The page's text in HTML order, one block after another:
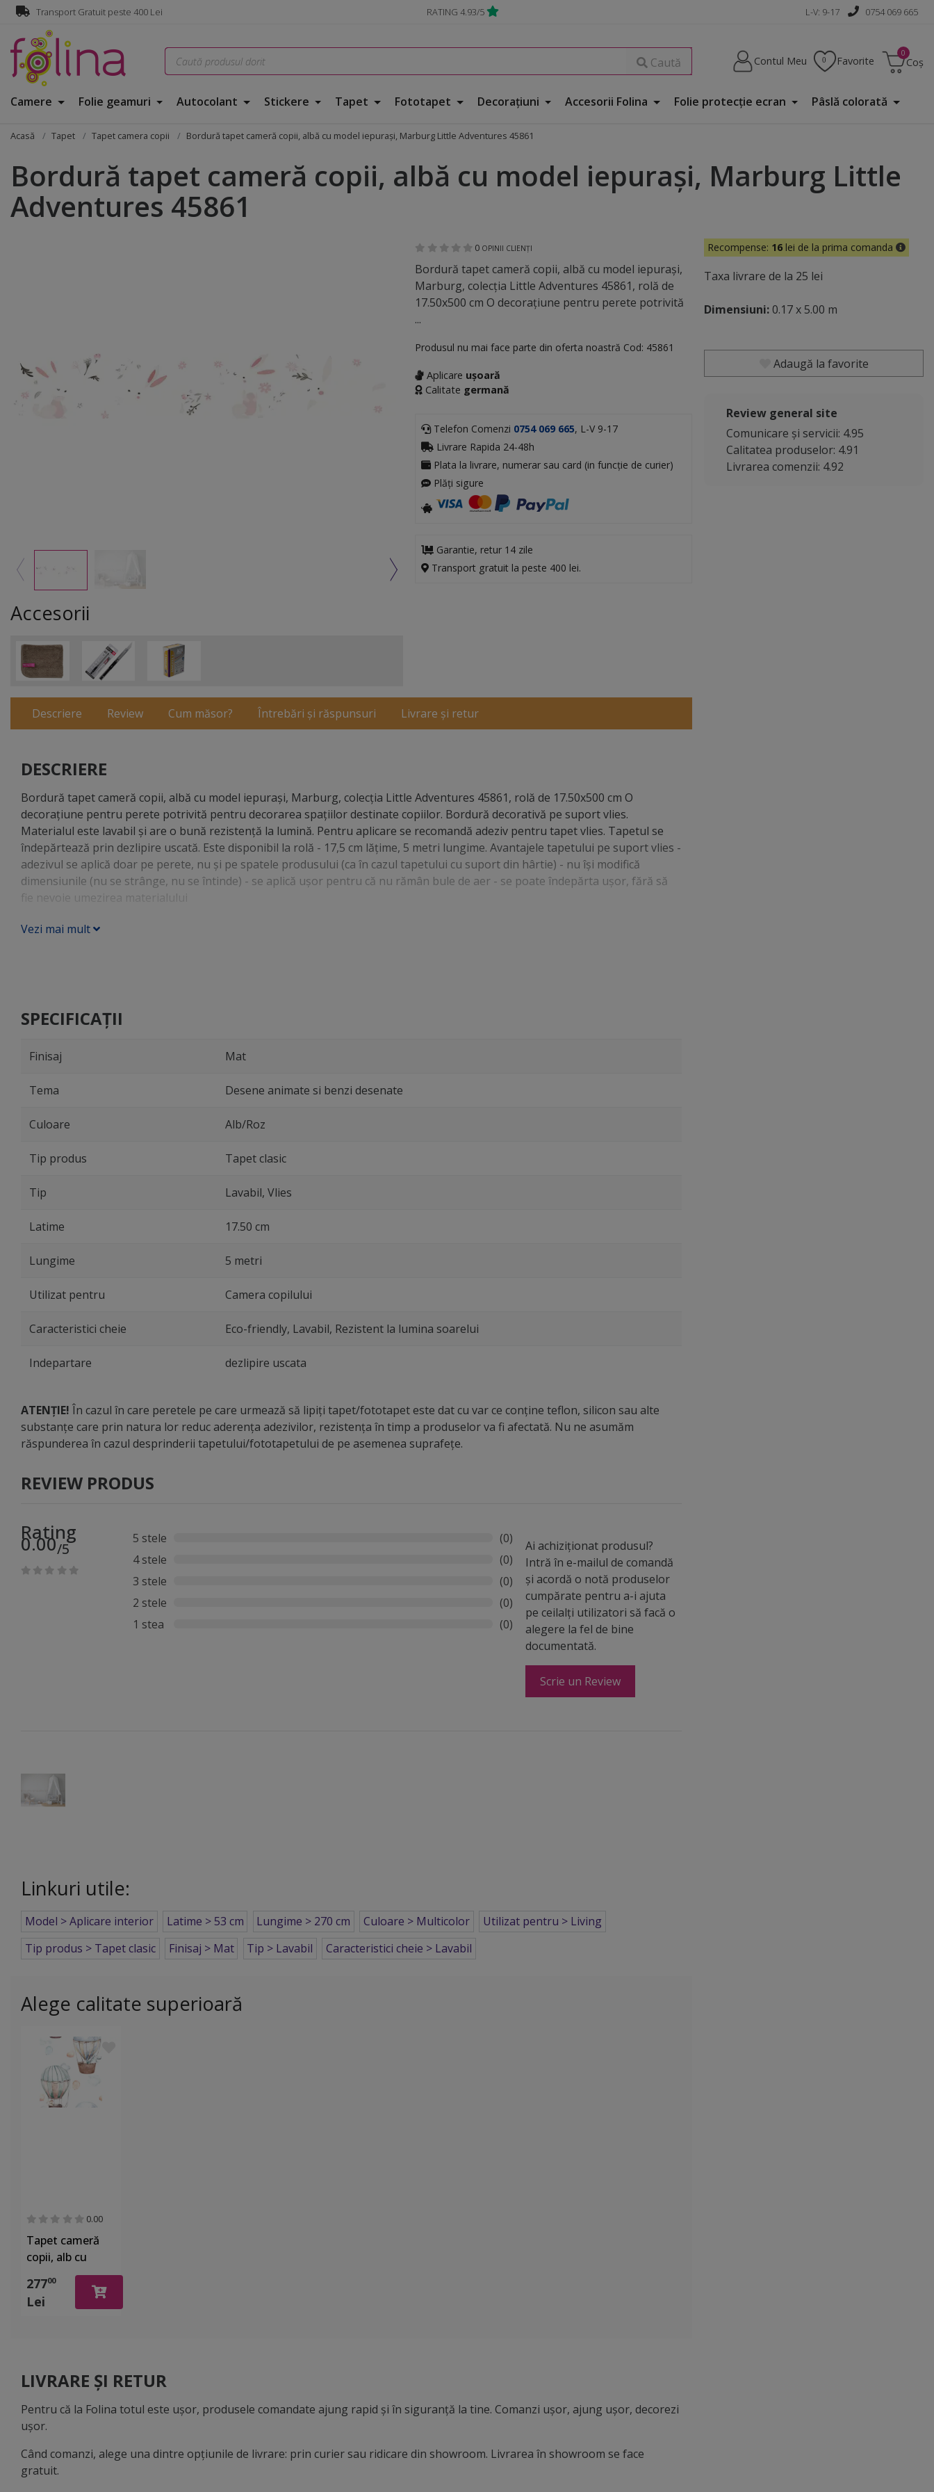
Transport Gratuit peste 400 Lei RATING 4.93/5 L-V: 9-17 0754 069 665
Caută Contul Meu Favorite Coș
Camere Folie geamuri Autocolant Stickere Tapet Fototapet Decorațiuni Accesorii Folina Folie protecţie ecran Pâslă colorată
Acasă Tapet Tapet camera copii Bordură tapet cameră copii, albă cu model iepuraşi, Marburg Little Adventures 45861
Bordură tapet cameră copii, albă cu model iepuraşi, Marburg Little
Adventures 45861
Accesorii
0 OPINII CLIENȚI
Bordură tapet cameră copii, albă cu model iepuraşi,
Marburg, colecţia Little Adventures 45861, rolă de
17.50x500 cm O decoraţiune pentru perete potrivită
...
Produsul nu mai face parte din oferta noastră Cod: 45861
Aplicare ușoară
Calitate germană
Telefon Comenzi 0754 069 665, L-V 9-17
Livrare Rapida 24-48h
Plata la livrare, numerar sau card (in funcție de curier)
Plăți sigure
Garantie, retur 14 zile
Transport gratuit la peste 400 lei.
Descriere Review Cum măsor? Întrebări și răspunsuri Livrare și retur
DESCRIERE
Bordură tapet cameră copii, albă cu model iepuraşi, Marburg, colecţia Little Adventures 45861, rolă de 17.50x500 cm O
decoraţiune pentru perete potrivită pentru decorarea spaţiilor destinate copiilor. Bordură decorativă pe suport vlies.
Materialul este lavabil şi are o bună rezistenţă la lumină. Pentru aplicare se recomandă adeziv pentru tapet vlies. Tapetul se
îndepărtează prin dezlipire uscată. Este disponibil la rolă - 17,5 cm lăţime, 5 metri lungime. Avantajele tapetului pe suport vlies -
adezivul se aplică doar pe perete, nu şi pe spatele produsului (ca în cazul tapetului cu suport din hârtie) - nu îşi modifică
dimensiunile (nu se strânge, nu se întinde) - se aplică uşor pentru că nu rămân bule de aer - se poate îndepărta uşor, fără să
fie nevoie umezirea materialului
Vezi mai mult
SPECIFICAȚII
Finisaj Mat
Tema Desene animate si benzi desenate
Culoare Alb/Roz
Tip produs Tapet clasic
Tip Lavabil, Vlies
Latime 17.50 cm
Lungime 5 metri
Utilizat pentru Camera copilului
Caracteristici cheie Eco-friendly, Lavabil, Rezistent la lumina soarelui
Indepartare dezlipire uscata
ATENȚIE! În cazul în care peretele pe care urmează să lipiți tapet/fototapet este dat cu var ce conține teflon, silicon sau alte
substanțe care prin natura lor reduc aderența adezivilor, rezistența în timp a produselor va fi afectată. Nu ne asumăm
răspunderea în cazul desprinderii tapetului/fototapetului de pe asemenea suprafețe.
REVIEW PRODUS
Rating
0.00/5
5 stele
(0)
4 stele
(0)
3 stele
(0)
2 stele
(0)
1 stea
(0)
Ai achiziționat produsul?
Intră în e-mailul de comandă
și acordă o notă produselor
cumpărate pentru a-i ajuta
pe ceilalți utilizatori să facă o
alegere la fel de bine
documentată.
Scrie un Review
Linkuri utile:
Model > Aplicare interior Latime > 53 cm Lungime > 270 cm Culoare > Multicolor
Utilizat pentru > Living
Tip produs > Tapet clasic
Finisaj > Mat Tip > Lavabil Caracteristici cheie > Lavabil
Alege calitate superioară
0.00
Tapet cameră
copii, alb cu
model baloane
în zbor, Marburg
Little
27700
Lei
LIVRARE ȘI RETUR
Pentru că la Folina totul este ușor, produsele comandate ajung rapid și în siguranță la tine. Comanzi ușor, ajung ușor, decorezi
ușor.
Când comanzi, alege una dintre opțiunile de livrare: prin curier sau ridicare din showroom. Livrarea în showroom se face
gratuit.
Recompense: 16 lei de la prima comanda
Taxa livrare de la 25 lei
Dimensiuni:0.17 x 5.00 m
Adaugă la favorite
Review general site
Comunicare și servicii: 4.95
Calitatea produselor: 4.91
Livrarea comenzii: 4.92